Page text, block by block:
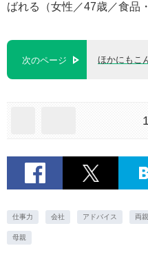
ばれる（女性／47歳／食品
次のページ ほかにもこ
仕事力 会社 アドバイス 両親
母親